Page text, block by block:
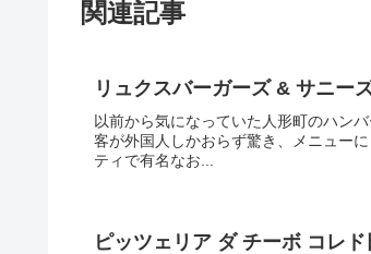
関連記事
リュクスバーガーズ & サニー
以前から気になっていた人形町のハン
客が外国人しかおらず驚き、メニュー
ティで有名なお...
ピッツェリア ダ チーボ コレ